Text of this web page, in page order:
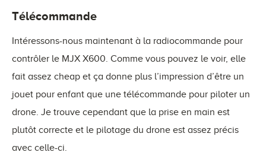
Télécommande
Intéressons-nous maintenant à la radiocommande pour
contrôler le MJX X600. Comme vous pouvez le voir, elle
fait assez cheap et ça donne plus l’impression d’être un
jouet pour enfant que une télécommande pour piloter un
drone. Je trouve cependant que la prise en main est
plutôt correcte et le pilotage du drone est assez précis
avec celle-ci.